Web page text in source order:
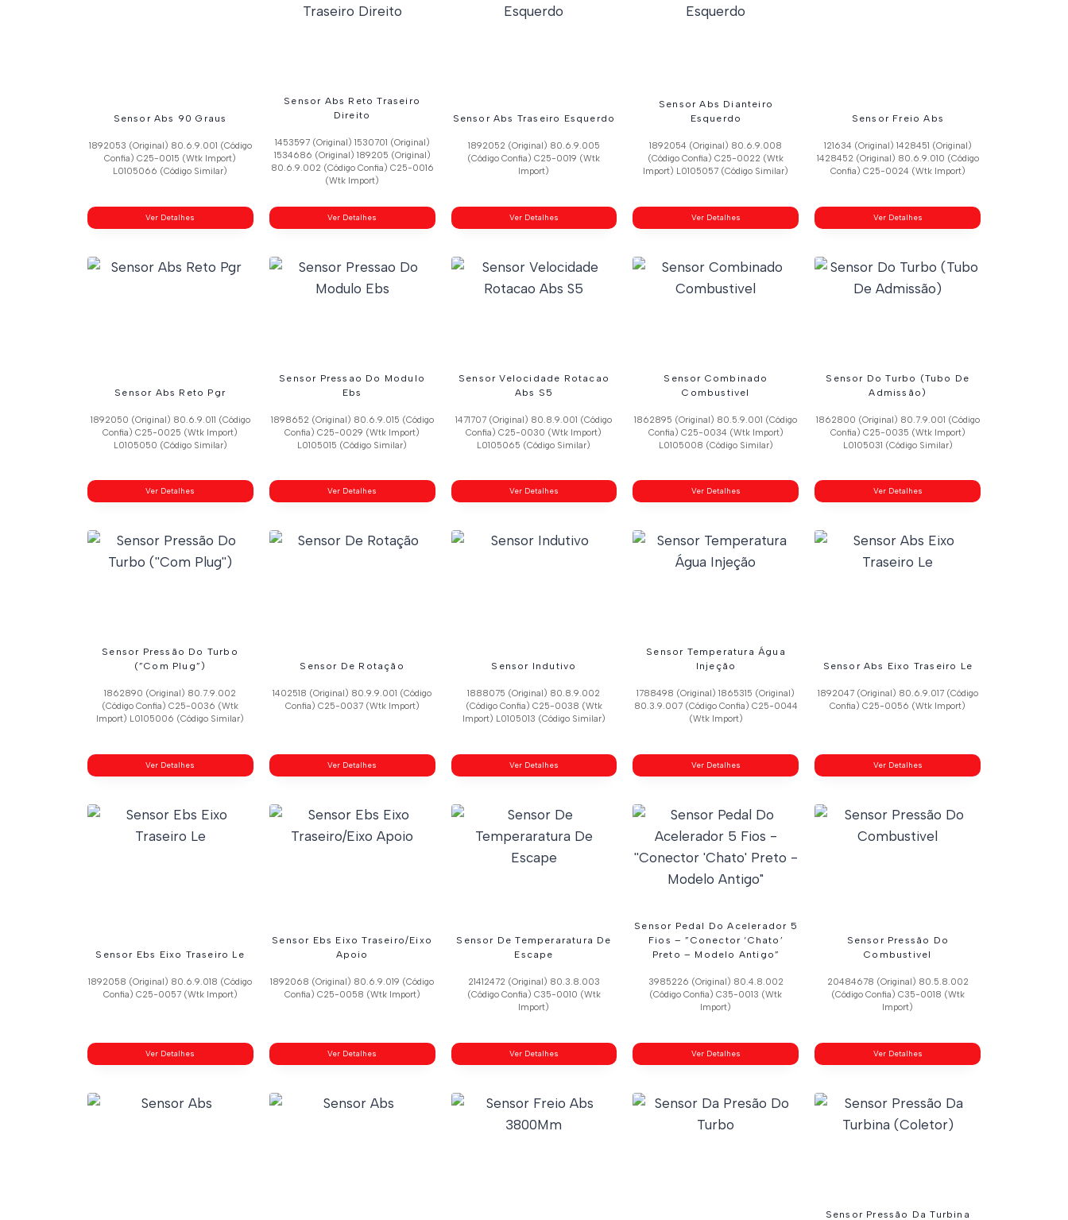
Sensor Abs 90 Graus
1892053 (Original) 80.6.9.001 (Código
Confia) C25-0015 (Wtk Import)
L0105066 (Código Similar)
Ver Detalhes
Sensor Abs Reto Traseiro
Direito
1453597 (Original) 1530701 (Original)
1534686 (Original) 189205 (Original)
80.6.9.002 (Código Confia) C25-0016
(Wtk Import)
Ver Detalhes
Sensor Abs Traseiro Esquerdo
1892052 (Original) 80.6.9.005
(Código Confia) C25-0019 (Wtk
Import)
Ver Detalhes
Sensor Abs Dianteiro
Esquerdo
1892054 (Original) 80.6.9.008
(Código Confia) C25-0022 (Wtk
Import) L0105057 (Código Similar)
Ver Detalhes
Sensor Freio Abs
121634 (Original) 1428451 (Original)
1428452 (Original) 80.6.9.010 (Código
Confia) C25-0024 (Wtk Import)
Ver Detalhes
Sensor Abs Reto Pgr
1892050 (Original) 80.6.9.011 (Código
Confia) C25-0025 (Wtk Import)
L0105050 (Código Similar)
Ver Detalhes
Sensor Pressao Do Modulo
Ebs
1898652 (Original) 80.6.9.015 (Código
Confia) C25-0029 (Wtk Import)
L0105015 (Código Similar)
Ver Detalhes
Sensor Velocidade Rotacao
Abs S5
1471707 (Original) 80.8.9.001 (Código
Confia) C25-0030 (Wtk Import)
L0105065 (Código Similar)
Ver Detalhes
Sensor Combinado
Combustivel
1862895 (Original) 80.5.9.001 (Código
Confia) C25-0034 (Wtk Import)
L0105008 (Código Similar)
Ver Detalhes
Sensor Do Turbo (Tubo De
Admissão)
1862800 (Original) 80.7.9.001 (Código
Confia) C25-0035 (Wtk Import)
L0105031 (Código Similar)
Ver Detalhes
Sensor Pressão Do Turbo
(”Com Plug”)
1862890 (Original) 80.7.9.002
(Código Confia) C25-0036 (Wtk
Import) L0105006 (Código Similar)
Ver Detalhes
Sensor De Rotação
1402518 (Original) 80.9.9.001 (Código
Confia) C25-0037 (Wtk Import)
Ver Detalhes
Sensor Indutivo
1888075 (Original) 80.8.9.002
(Código Confia) C25-0038 (Wtk
Import) L0105013 (Código Similar)
Ver Detalhes
Sensor Temperatura Água
Injeção
1788498 (Original) 1865315 (Original)
80.3.9.007 (Código Confia) C25-0044
(Wtk Import)
Ver Detalhes
Sensor Abs Eixo Traseiro Le
1892047 (Original) 80.6.9.017 (Código
Confia) C25-0056 (Wtk Import)
Ver Detalhes
Sensor Ebs Eixo Traseiro Le
1892058 (Original) 80.6.9.018 (Código
Confia) C25-0057 (Wtk Import)
Ver Detalhes
Sensor Ebs Eixo Traseiro/Eixo
Apoio
1892068 (Original) 80.6.9.019 (Código
Confia) C25-0058 (Wtk Import)
Ver Detalhes
Sensor De Temperaratura De
Escape
21412472 (Original) 80.3.8.003
(Código Confia) C35-0010 (Wtk
Import)
Ver Detalhes
Sensor Pedal Do Acelerador 5
Fios – ”Conector ‘Chato’
Preto – Modelo Antigo”
3985226 (Original) 80.4.8.002
(Código Confia) C35-0013 (Wtk
Import)
Ver Detalhes
Sensor Pressão Do
Combustivel
20484678 (Original) 80.5.8.002
(Código Confia) C35-0018 (Wtk
Import)
Ver Detalhes
Sensor Pressão Da Turbina